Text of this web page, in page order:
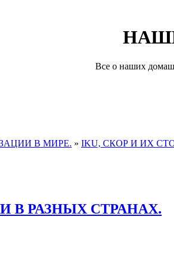
Все о наших
В МИРЕ. » IKU, СКОР И ИХ
В РАЗНЫХ СТРАНАХ.